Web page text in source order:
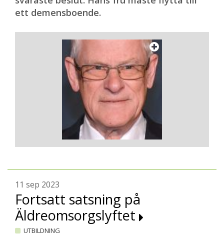
ett demensboende.
11 sep 2023
Fortsatt satsning på
Äldreomsorgslyftet
UTBILDNING